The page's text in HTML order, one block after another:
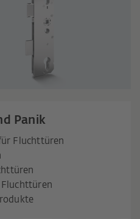
Panik
Fluchttüren
Fluchttüren